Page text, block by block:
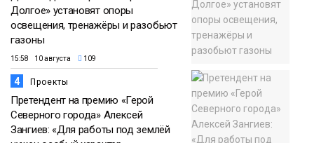
Долгое» установят опоры
освещения, тренажёры и разобьют
газоны
15:58 10 августа 109
4 Проекты
Претендент на премию «Герой
Северного города» Алексей
Зангиев: «Для работы под землёй